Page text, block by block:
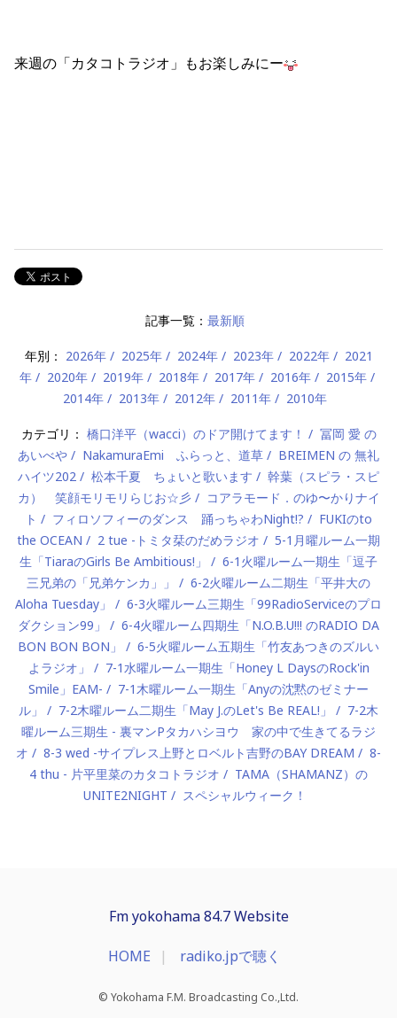
来週の「カタコトラジオ」もお楽しみにー
記事一覧： 最新順
年別： 2026年 2025年 2024年 2023年 2022年
2021
年
2020年 2019年 2018年 2017年 2016年
2015年
2014年
2013年 2012年 2011年 2010年
カテゴリ： 橋口洋平（wacci）のドア開けてます！
冨岡 愛 の
あいべや
NakamuraEmi ふらっと、道草
BREIMEN の 無礼
ハイツ202
松本千夏 ちょいと歌います
幹葉（スピラ・スピ
カ） 笑顔モリモリらじお☆彡
コアラモード．のゆ〜かりナイ
ト
フィロソフィーのダンス 踊っちゃわNight!?
FUKIのto
the OCEAN
2 tue -トミタ栞のだめラジオ
5-1月曜ルーム一期
生「TiaraのGirls Be Ambitious!」
6-1火曜ルーム一期生「逗子
三兄弟の「兄弟ケンカ」」
6-2火曜ルーム二期生「平井大の
Aloha Tuesday」
6-3火曜ルーム三期生「99RadioServiceのプロ
ダクション99」
6-4火曜ルーム四期生「N.O.B.U!!! のRADIO DA
BON BON BON」
6-5火曜ルーム五期生「竹友あつきのズルい
よラジオ」
7-1水曜ルーム一期生「Honey L DaysのRock'in
Smile」EAM-
7-1木曜ルーム一期生「Anyの沈黙のゼミナー
ル」
7-2木曜ルーム二期生「May J.のLet's Be REAL!」
7-2木
曜ルーム三期生 - 裏マンPタカハシヨウ 家の中で生きてるラジ
オ
8-3 wed -サイプレス上野とロベルト吉野のBAY DREAM
8-
4 thu - 片平里菜のカタコトラジオ
TAMA（SHAMANZ）の
UNITE2NIGHT
スペシャルウィーク！
Fm yokohama 84.7 Website
HOME radiko.jpで聴く
© Yokohama F.M. Broadcasting Co.,Ltd.